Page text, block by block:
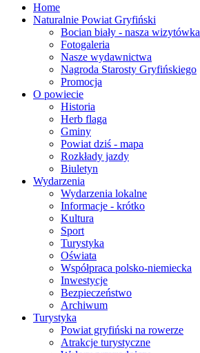
Home
Naturalnie Powiat Gryfiński
Bocian biały - nasza wizytówka
Fotogaleria
Nasze wydawnictwa
Nagroda Starosty Gryfińskiego
Promocja
O powiecie
Historia
Herb flaga
Gminy
Powiat dziś - mapa
Rozkłady jazdy
Biuletyn
Wydarzenia
Wydarzenia lokalne
Informacje - krótko
Kultura
Sport
Turystyka
Oświata
Współpraca polsko-niemiecka
Inwestycje
Bezpieczeństwo
Archiwum
Turystyka
Powiat gryfiński na rowerze
Atrakcje turystyczne